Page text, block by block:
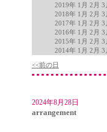
2019年 1月 2月
2018年 1月 2月
2017年 1月 2月
2016年 1月 2月
2015年 1月 2月
2014年 1月 2月
<<前の日
2024年8月28日
arrangement